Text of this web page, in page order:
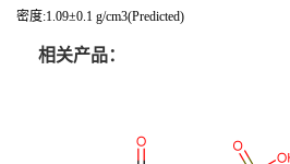
密度:1.09±0.1 g/cm3(Predicted)
相关产品：